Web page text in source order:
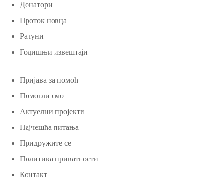
Донатори
Проток новца
Рачуни
Годишњи извештаји
Пријава за помоћ
Помогли смо
Актуелни пројекти
Најчешћа питања
Придружите се
Политика приватности
Контакт